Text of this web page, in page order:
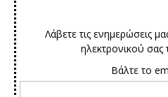
Λάβετε τις ενημερώσεις
ηλεκτρονικού σας
Βάλτε το